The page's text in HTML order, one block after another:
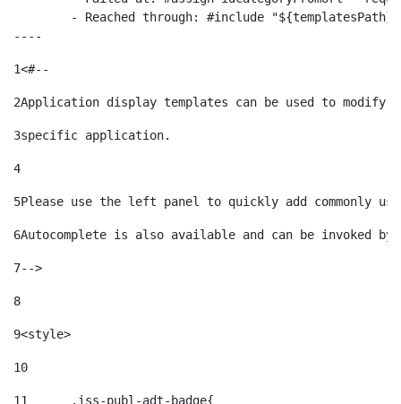
----
1<#--
2Application display templates can be used to
3specific application.
4
5Please use the left panel to quickly add commonly
6Autocomplete is also available and can be invoked
7-->
8
9<style>
10
11
	.iss-publ-adt-badge{